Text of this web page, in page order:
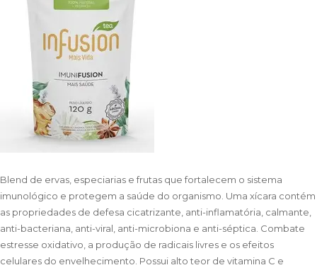
Blend de ervas, especiarias e frutas que fortalecem o sistema
imunológico e protegem a saúde do organismo. Uma xícara contém
as propriedades de defesa cicatrizante, anti-inflamatória, calmante,
anti-bacteriana, anti-viral, anti-microbiona e anti-séptica. Combate
estresse oxidativo, a produção de radicais livres e os efeitos
celulares do envelhecimento. Possui alto teor de vitamina C e